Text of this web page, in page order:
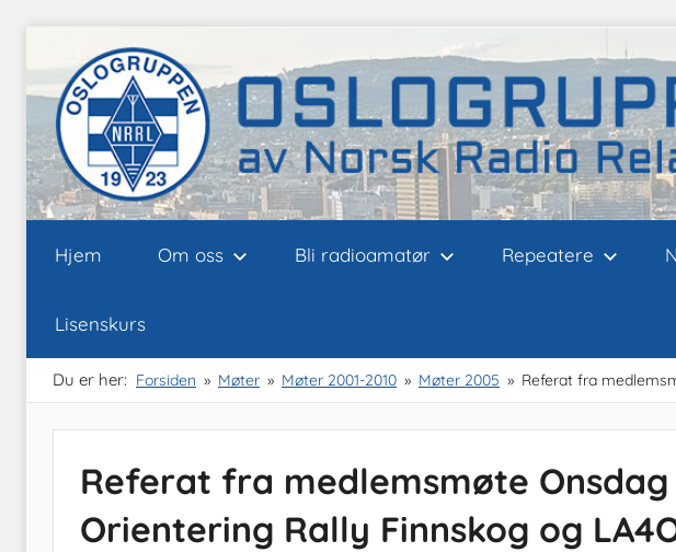
to
content
Oslogruppen
av
NRRL
Hjem Om oss Bli radioamatør Repeatere
Lisenskurs
Du er her: Forsiden Møter Møter 2001-2010 Møter 2005 Referat fra
Referat fra medlemsmøte Onsdag
Orientering Rally Finnskog og